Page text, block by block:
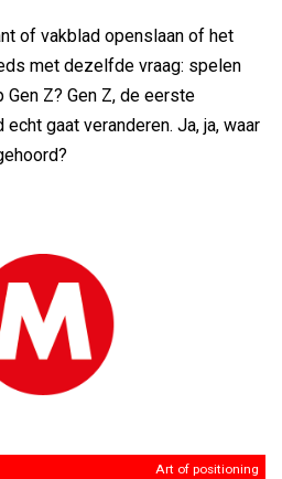
of vakblad openslaan of het
met dezelfde vraag: spelen
Z? Gen Z, de eerste
gaat veranderen. Ja, ja, waar
Art of positioning